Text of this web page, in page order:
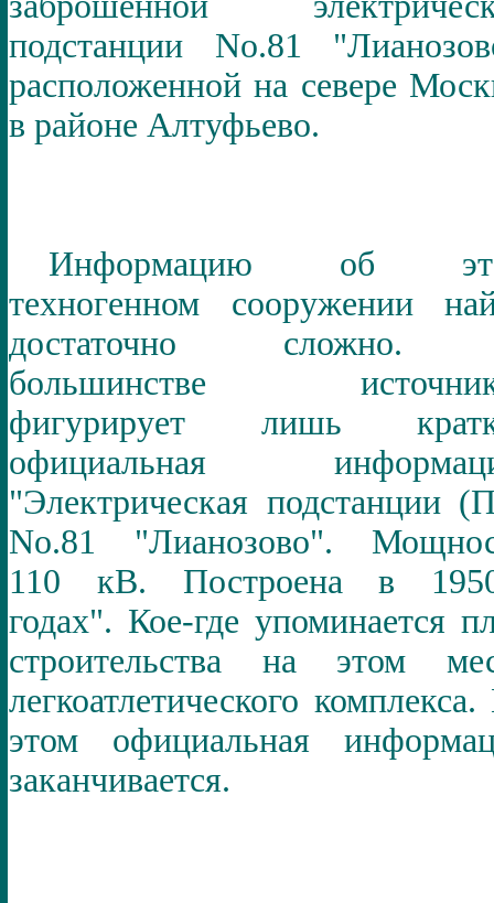
подстанции No.81
расположенной на севере
в районе Алтуфьево.
Информацию об
техногенном сооружении
достаточно
большинстве
фигурирует лишь
официальная
"Электрическая подстанции
No.81 "Лианозово".
110 кВ. Построена в
годах". Кое-где упоминается
строительства на этом
легкоатлетического
этом официальная
заканчивается.